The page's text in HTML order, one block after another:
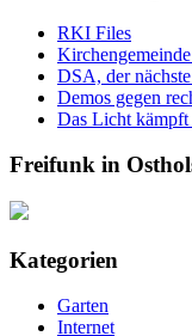
RKI Files
DSA, der
Demos gegen
Das Licht
Freifunk in
Kategorien
Garten
Internet